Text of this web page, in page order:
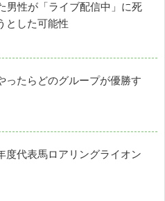
男性が「ライブ配信中」に死
とした可能性
ったらどのグループが優勝す
度代表馬ロアリングライオン